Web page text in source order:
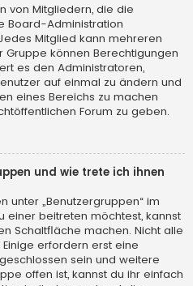
von Mitgliedern, die die
Board-Administration
Mitglied kann mehreren
können Berechtigungen
es den Administratoren,
auf einmal zu ändern und
eines Bereichs zu machen
Forum zu geben.
und wie trete ich ihnen
unter „Benutzergruppen“ im
einer beitreten möchtest, kannst
Schaltfläche machen. Nicht alle
erfordern erst eine
sein und weitere
offen ist, kannst du ihr einfach